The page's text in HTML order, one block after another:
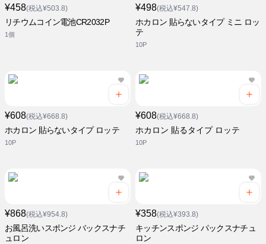
¥458(税込¥503.8)
リチウムコイン電池CR2032P
1個
¥498(税込¥547.8)
ホカロン 貼らないタイプ ミニ ロッ
テ
10P
¥608(税込¥668.8)
ホカロン 貼らないタイプ ロッテ
10P
¥608(税込¥668.8)
ホカロン 貼るタイプ ロッテ
10P
¥868(税込¥954.8)
お風呂洗いスポンジ バックスナチ
ュロン
¥358(税込¥393.8)
キッチンスポンジ パックスナチュ
ロン